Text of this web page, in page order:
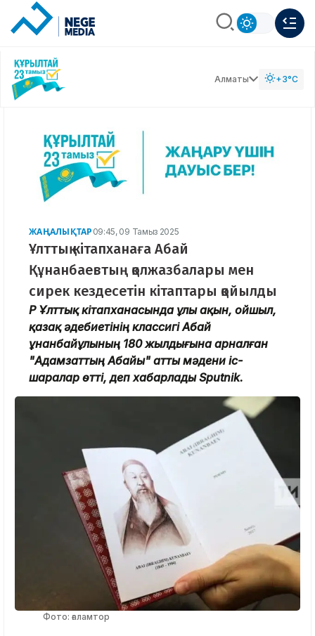
Алматы +3°C
ЖАҢАЛЫҚТАР 09:45, 09 Тамыз 2025
Ұлттық кітапханаға Абай
Құнанбаевтың қолжазбалары мен
сирек кездесетін кітаптары қойылды
ҚР Ұлттық кітапханасында ұлы ақын, ойшыл,
қазақ әдебиетінің классигі Абай
Құнанбайұлының 180 жылдығына арналған
"Адамзаттың Абайы" атты мәдени іс-
шаралар өтті, деп хабарлады Sputnik.
Фото: ғаламтор